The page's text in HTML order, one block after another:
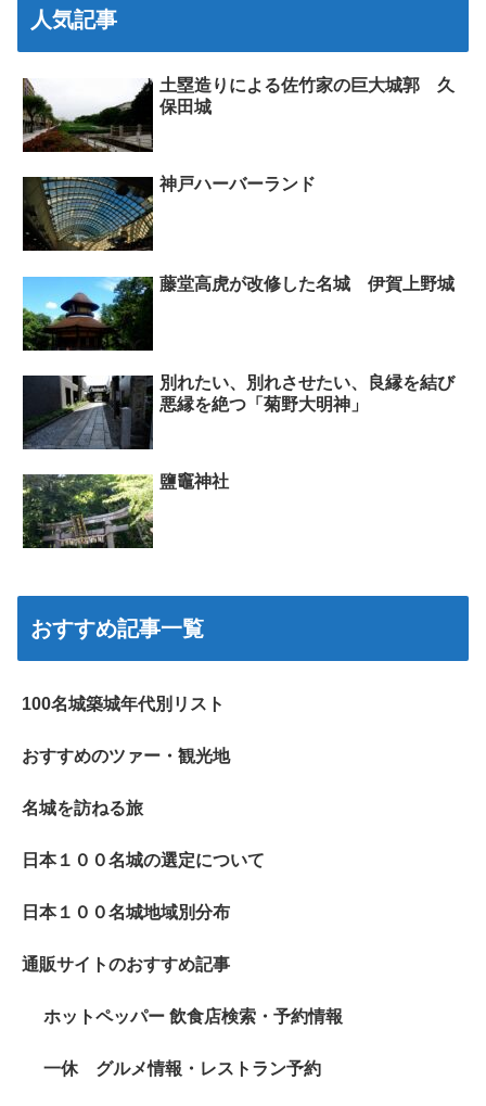
人気記事
土塁造りによる佐竹家の巨大城郭 久
保田城
神戸ハーバーランド
藤堂高虎が改修した名城 伊賀上野城
別れたい、別れさせたい、良縁を結び
悪縁を絶つ「菊野大明神」
鹽竈神社
おすすめ記事一覧
100名城築城年代別リスト
おすすめのツァー・観光地
名城を訪ねる旅
日本１００名城の選定について
日本１００名城地域別分布
通販サイトのおすすめ記事
ホットペッパー 飲食店検索・予約情報
一休 グルメ情報・レストラン予約